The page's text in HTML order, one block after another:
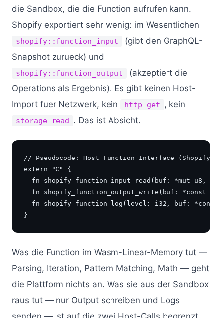
die Sandbox, die die Function aufrufen kann.
Shopify exportiert sehr wenig: im Wesentlichen
shopify::function_input
(gibt den GraphQL-
Snapshot zurueck) und
shopify::function_output
(akzeptiert die
Operations als Ergebnis). Es gibt keinen Host-
Import fuer Netzwerk, kein
http_get , kein
storage_read . Das ist Absicht.
// Pseudocode: Host Function Interface (Shopify-
extern "C" {
fn shopify_function_input_read(buf: *mut u8,
fn shopify_function_output_write(buf: *const
fn shopify_function_log(level: i32, buf: *const
}
Was die Function im Wasm-Linear-Memory tut —
Parsing, Iteration, Pattern Matching, Math — geht
die Plattform nichts an. Was sie aus der Sandbox
raus tut — nur Output schreiben und Logs
senden — ist auf die zwei Host-Calls begrenzt.